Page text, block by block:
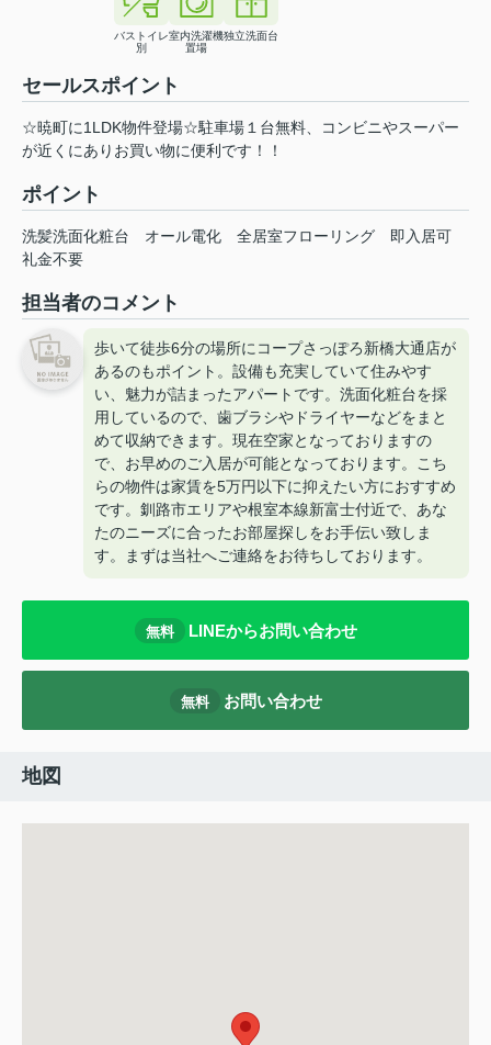
バストイレ
別
室内洗濯機
置場
独立洗面台
セールスポイント
☆暁町に1LDK物件登場☆駐車場１台無料、コンビニやスーパー
が近くにありお買い物に便利です！！
ポイント
洗髪洗面化粧台 オール電化 全居室フローリング
即入居可
礼金不要
担当者のコメント
歩いて徒歩6分の場所にコープさっぽろ新橋大通店が
あるのもポイント。設備も充実していて住みやす
い、魅力が詰まったアパートです。洗面化粧台を採
用しているので、歯ブラシやドライヤーなどをまと
めて収納できます。現在空家となっておりますの
で、お早めのご入居が可能となっております。こち
らの物件は家賃を5万円以下に抑えたい方におすすめ
です。釧路市エリアや根室本線新富士付近で、あな
たのニーズに合ったお部屋探しをお手伝い致しま
す。まずは当社へご連絡をお待ちしております。
無料 LINEからお問い合わせ
無料 お問い合わせ
地図